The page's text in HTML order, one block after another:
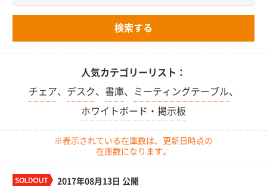
人気カテゴリーリスト：
チェア、 デスク、 書庫、 ミーティングテーブル、
ホワイトボード・掲示板
※表示されている在庫数は、更新日時点の
在庫数になります。
2017年08月13日 公開